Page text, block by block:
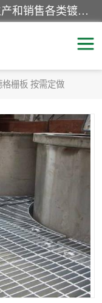
无锡昌鸿钢格板有限公司是专业生产和销售各类镀锌钢格板、镀锌钢格栅、不锈钢钢格及其相关产品的现代化企业。公司产品广泛运用于石油、化工、港口、电力、运输、造纸、医药、钢铁、食品、市政、房地产、制造业等各个领域。
格栅板 按需定做
板
格板
格板